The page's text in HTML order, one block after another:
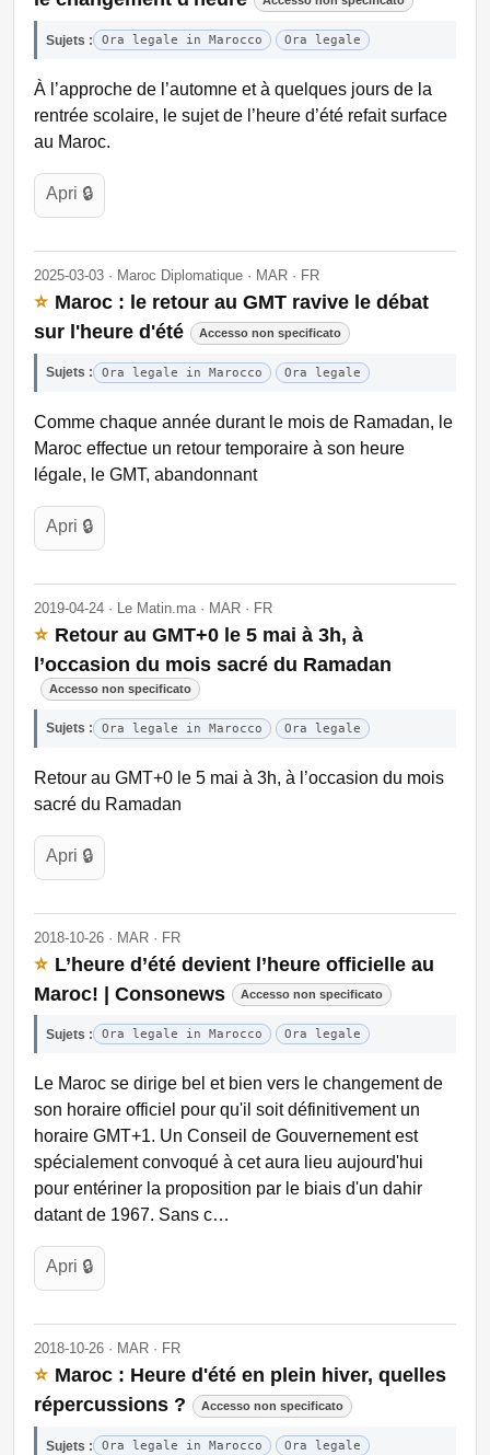
Sujets : Ora legale in Marocco Ora legale
À l’approche de l’automne et à quelques jours de la
rentrée scolaire, le sujet de l’heure d’été refait surface
au Maroc.
Apri 🔒
2025-03-03 · Maroc Diplomatique · MAR · FR
⭐ Maroc : le retour au GMT ravive le débat
sur l'heure d'été
Accesso non specificato
Sujets : Ora legale in Marocco Ora legale
Comme chaque année durant le mois de Ramadan, le
Maroc effectue un retour temporaire à son heure
légale, le GMT, abandonnant
Apri 🔒
2019-04-24 · Le Matin.ma · MAR · FR
⭐ Retour au GMT+0 le 5 mai à 3h, à
l’occasion du mois sacré du Ramadan
Accesso non specificato
Sujets : Ora legale in Marocco Ora legale
Retour au GMT+0 le 5 mai à 3h, à l’occasion du mois
sacré du Ramadan
Apri 🔒
2018-10-26 · MAR · FR
⭐ L’heure d’été devient l’heure officielle au
Maroc! | Consonews
Accesso non specificato
Sujets : Ora legale in Marocco Ora legale
Le Maroc se dirige bel et bien vers le changement de
son horaire officiel pour qu'il soit définitivement un
horaire GMT+1. Un Conseil de Gouvernement est
spécialement convoqué à cet aura lieu aujourd'hui
pour entériner la proposition par le biais d'un dahir
datant de 1967. Sans c…
Apri 🔒
2018-10-26 · MAR · FR
⭐ Maroc : Heure d'été en plein hiver, quelles
répercussions ?
Accesso non specificato
Sujets : Ora legale in Marocco Ora legale